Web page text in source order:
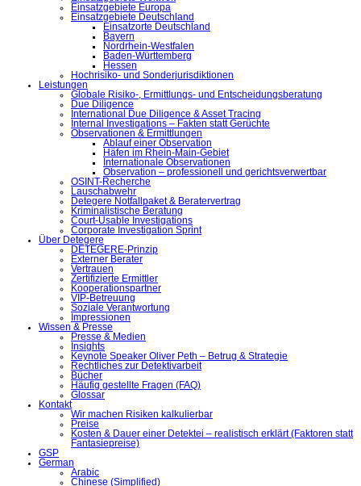
Einsatzgebiete Europa
Einsatzgebiete Deutschland
Einsatzorte Deutschland
Bayern
Nordrhein-Westfalen
Baden-Württemberg
Hessen
Hochrisiko- und Sonderjurisdiktionen
Leistungen
Globale Risiko-, Ermittlungs- und Entscheidungsberatung
Due Diligence
International Due Diligence & Asset Tracing
Internal Investigations – Fakten statt Gerüchte
Observationen & Ermittlungen
Ablauf einer Observation
Häfen im Rhein-Main-Gebiet
Internationale Observationen
Observation – professionell und gerichtsverwertbar
OSINT-Recherche
Lauschabwehr
Detegere Notfallpaket & Beratervertrag
Kriminalistische Beratung
Court-Usable Investigations
Corporate Investigation Sprint
Über Detegere
DETEGERE-Prinzip
Externer Berater
Vertrauen
Zertifizierte Ermittler
Kooperationspartner
VIP-Betreuung
Soziale Verantwortung
Impressionen
Wissen & Presse
Presse & Medien
Insights
Keynote Speaker Oliver Peth – Betrug & Strategie
Rechtliches zur Detektivarbeit
Bücher
Häufig gestellte Fragen (FAQ)
Glossar
Kontakt
Wir machen Risiken kalkulierbar
Preise
Kosten & Dauer einer Detektei – realistisch erklärt (Faktoren statt
Fantasiepreise)
GSP
German
Arabic
Chinese (Simplified)